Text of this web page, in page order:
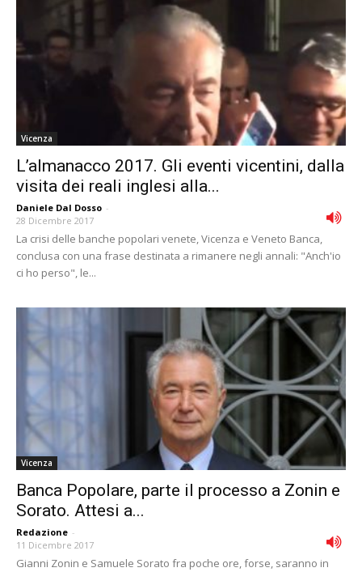
Vicenza
L’almanacco 2017. Gli eventi vicentini, dalla
visita dei reali inglesi alla...
Daniele Dal Dosso -
28 Dicembre 2017
La crisi delle banche popolari venete, Vicenza e Veneto Banca,
conclusa con una frase destinata a rimanere negli annali: "Anch'io
ci ho perso", le...
Vicenza
Banca Popolare, parte il processo a Zonin e
Sorato. Attesi a...
Redazione -
11 Dicembre 2017
Gianni Zonin e Samuele Sorato fra poche ore, forse, saranno in